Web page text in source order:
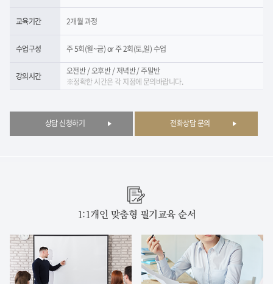
교육기간 2개월 과정
수업구성 주 5회(월~금) or 주 2회(토,일) 수업
강의시간
오전반 / 오후반 / 저녁반 / 주말반
※정확한 시간은 각 지점에 문의바랍니다.
상담 신청하기 전화상담 문의
1:1개인 맞춤형 필기교육 순서